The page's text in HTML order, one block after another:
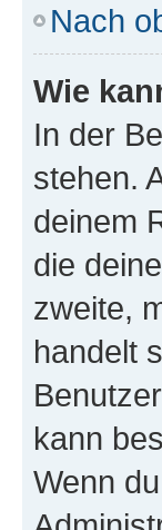
Nach
Wie
In der
stehen.
deinem
die
zweite,
handelt
kann
Wenn